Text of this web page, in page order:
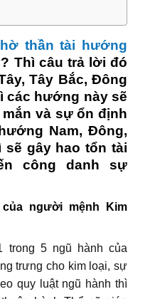
thần tài hướng
? Thì câu trả lời đó
Tây Bắc, Đông
các hướng này sẽ
và sự ổn định
Nam, Đông,
sẽ gây hao tổn tài
công danh sự
người mệnh Kim
trong 5 ngũ hành của
trưng cho kim loại, sự
quy luật ngũ hành thì